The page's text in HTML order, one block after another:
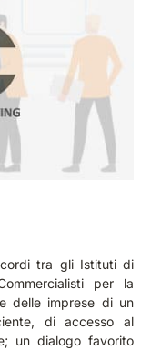
tra gli Istituti di
per la
delle imprese di un
di accesso al
un dialogo favorito